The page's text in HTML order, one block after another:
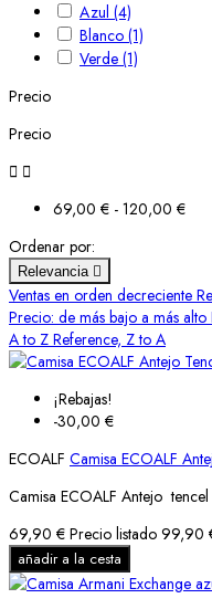
Azul (4)
Blanco (1)
Verde (1)
Precio
Precio
 
69,00 € - 120,00 €
Ordenar por:
Relevancia 
Ventas en orden decreciente
Precio: de más bajo a más alto
A to Z Reference, Z to A
¡Rebajas!
-30,00 €
ECOALF Camisa ECOALF
Camisa ECOALF Antejo tencel
69,90 € Precio listado 99,90
añadir a la cesta